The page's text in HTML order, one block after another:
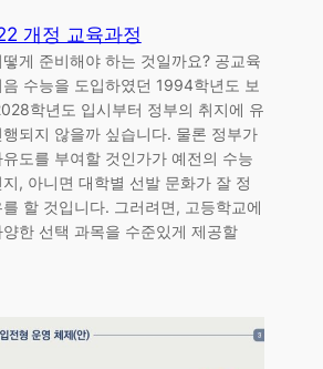
개정 교육과정
게 준비해야 하는 것일까요? 공교육
수능을 도입하였던 1994학년도 보
학년도 입시부터 정부의 취지에 유
되지 않을까 싶습니다. 물론 정부가
도를 부여할 것인가가 예전의 수능
, 아니면 대학별 선발 문화가 잘 정
할 것입니다. 그러려면, 고등학교에
한 선택 과목을 수준있게 제공할